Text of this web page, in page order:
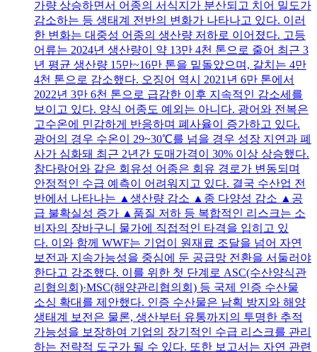
가량 상승하면서 어종의 서식지가 분산되고 치어 밀도가
감소하는 등 생태계 전반의 변화가 나타나고 있다. 이러
한 변화는 대중성 어종의 생산량 저하로 이어졌다. 고등
어류는 2024년 생산량이 약 13만 4천 톤으로 줄어 최근 3
년 평균 생산량 15만~16만 톤을 밑돌았으며, 갈치는 4만
4천 톤으로 감소했다. 오징어 역시 2021년 6만 톤에서
2022년 3만 6천 톤으로 급감한 이후 지속적인 감소세를
보이고 있다. 양식 어종도 예외는 아니다. 광어와 전복은
고수온에 민감하게 반응하며 폐사율이 증가하고 있다.
광어의 경우 수온이 29~30℃를 넘을 경우 성장 지연과 폐
사가 심화돼 최근 2년간 도매가격이 30% 이상 상승했다.
참다랑어와 같은 회유성 어종은 회유 경로가 변동되며
안정적인 수급 예측이 어려워지고 있다. 결국 수산업 전
반에서 나타나는 ▲생산량 감소 ▲종 다양성 감소 ▲공
급 불확실성 증가 ▲품질 저하 등 복합적인 리스크는 소
비자의 장바구니 물가에 직접적인 타격을 입히고 있
다. 이와 함께 WWF는 기업이 원재료 조달을 넘어 자연
보전과 지속가능성을 중심에 둔 공급망 전환을 서둘러야
한다고 강조했다. 이를 위한 첫 단계로 ASC(수산양식관
리협의회)·MSC(해양관리협의회) 등 국제 인증 수산물
소싱 확대를 제안했다. 인증 수산물은 남획 방지와 해양
생태계 보전은 물론, 생산부터 유통까지의 투명한 추적
가능성을 보장하여 기업의 장기적인 수급 리스크를 관리
하는 전략적 도구가 될 수 있다. 또한 보고서는 자연 관련